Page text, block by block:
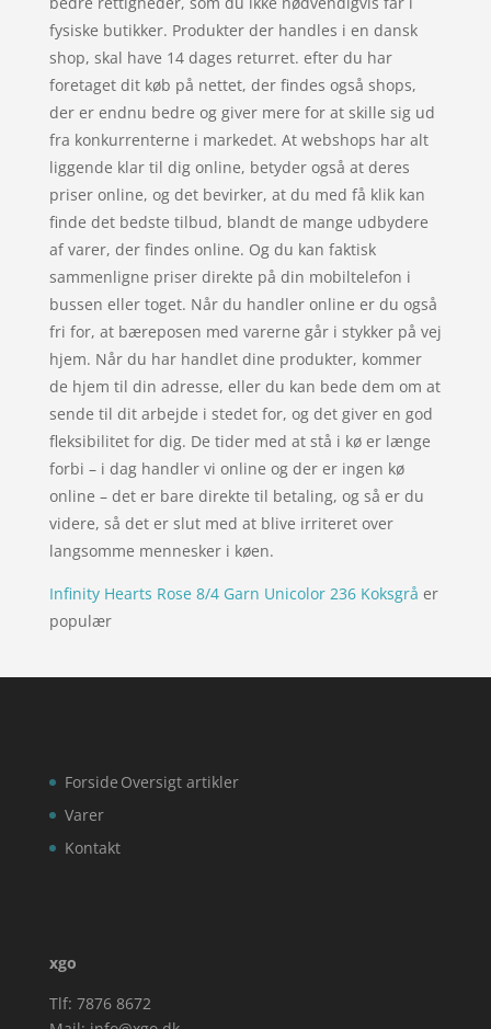
fysiske butikker. Produkter der handles i en dansk
shop, skal have 14 dages returret. efter du har
foretaget dit køb på nettet, der findes også shops,
der er endnu bedre og giver mere for at skille sig ud
fra konkurrenterne i markedet. At webshops har alt
liggende klar til dig online, betyder også at deres
priser online, og det bevirker, at du med få klik kan
finde det bedste tilbud, blandt de mange udbydere
af varer, der findes online. Og du kan faktisk
sammenligne priser direkte på din mobiltelefon i
bussen eller toget. Når du handler online er du også
fri for, at bæreposen med varerne går i stykker på vej
hjem. Når du har handlet dine produkter, kommer
de hjem til din adresse, eller du kan bede dem om at
sende til dit arbejde i stedet for, og det giver en god
fleksibilitet for dig. De tider med at stå i kø er længe
forbi – i dag handler vi online og der er ingen kø
online – det er bare direkte til betaling, og så er du
videre, så det er slut med at blive irriteret over
langsomme mennesker i køen.
Infinity Hearts Rose 8/4 Garn Unicolor 236 Koksgrå er
populær
Forside
Varer
Kontakt
Oversigt artikler
xgo
Tlf: 7876 8672